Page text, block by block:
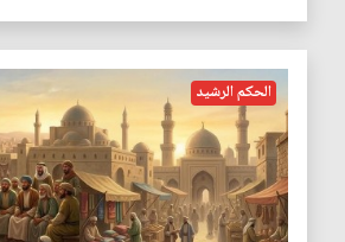
الحكم الرشيد